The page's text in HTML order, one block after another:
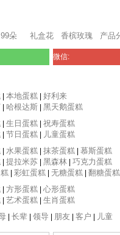
99朵 礼盒花 香槟玫瑰 产品
微信:
本地蛋糕 好利来
哈根达斯 黑天鹅蛋糕
生日蛋糕 祝寿蛋糕
节日蛋糕 儿童蛋糕
水果蛋糕 抹茶蛋糕 慕斯蛋糕
提拉米苏 黑森林 巧克力蛋糕
彩虹蛋糕 无糖蛋糕 翻糖蛋糕
方形蛋糕 心形蛋糕
艺术蛋糕 生肖蛋糕
长辈 领导 朋友 客户 儿童